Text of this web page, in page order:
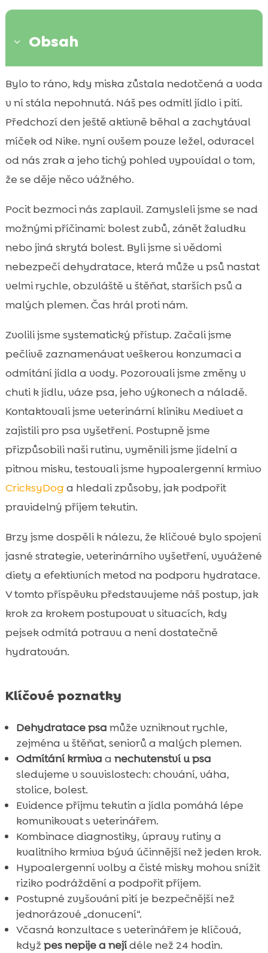
3 Obsah

Naše první varovné signály a emoce kolem
odmítání jídla a pití
 pes nepije dost vody
Nechce jíst krmivo: možné příčiny z našeho
Co jsme udělali špatně v denním režimu a
krmné rutině
Voda, misky a hygienické návyky, které
ovlivnily pitný režim
Jak jsme krok za krokem zvyšovali příjem
tekutin

Kdy jsme šli k veterináři a jak probíhala
diagnostika
 Role kvalitní stravy: proč hypoalergenní
 Naše zkušenost s CricksyDog: kompletní
řešení pro citlivé psy
 Jak jsme zvýšili atraktivitu krmiva bez
narušení zdraví
 Rutina krmení, která fungovala pro nás
 Hydratace během dne: hry, pomůcky a
chytrá řešení
Domácí prevence a kdy znovu konzultovat
odborníka
Psychologické faktory: jak stres a nuda
ovlivňují chuť k jídlu a pití
Závěr
Bylo to ráno, kdy miska zůstala nedotčená a voda
v ní stála nepohnutá. Náš pes odmítl jídlo i pití.
Předchozí den ještě aktivně běhal a zachytával
míček od Nike. nyní ovšem pouze ležel, odvracel
od nás zrak a jeho tichý pohled vypovídal o tom,
že se děje něco vážného.
Pocit bezmoci nás zaplavil. Zamysleli jsme se nad
možnými příčinami: bolest zubů, zánět žaludku
nebo jiná skrytá bolest. Byli jsme si vědomi
nebezpečí dehydratace, která může u psů nastat
velmi rychle, obzvláště u štěňat, starších psů a
malých plemen. Čas hrál proti nám.
Zvolili jsme systematický přístup. Začali jsme
pečlivě zaznamenávat veškerou konzumaci a
odmítání jídla a vody. Pozorovali jsme změny v
chuti k jídlu, váze psa, jeho výkonech a náladě.
Kontaktovali jsme veterinární kliniku Medivet a
zajistili pro psa vyšetření. Postupně jsme
přizpůsobili naši rutinu, vyměnili jsme jídelní a
pitnou misku, testovali jsme hypoalergenní krmivo
CricksyDoga hledali způsoby, jak podpořit
pravidelný příjem tekutin.
Brzy jsme dospěli k nálezu, že klíčové bylo spojení
jasné strategie, veterinárního vyšetření, vyvážené
diety a efektivních metod na podporu hydratace.
V tomto příspěvku představujeme náš postup, jak
krok za krokem postupovat v situacích, kdy
pejsek odmítá potravu a není dostatečně
hydratován.
Klíčové poznatky
Dehydratace psa může vzniknout rychle,
zejména u štěňat, seniorů a malých plemen.
Odmítání krmiva a nechutenství u psa
sledujeme v souvislostech: chování, váha,
stolice, bolest.
Evidence příjmu tekutin a jídla pomáhá lépe
komunikovat s veterinářem.
Kombinace diagnostiky, úpravy rutiny a
kvalitního krmiva bývá účinnější než jeden krok.
Hypoalergenní volby a čisté misky mohou snížit
riziko podráždění a podpořit příjem.
Postupné zvyšování pití je bezpečnější než
jednorázové „donucení“.
Včasná konzultace s veterinářem je klíčová,
kdyžpes nepije a nejídéle než 24 hodin.